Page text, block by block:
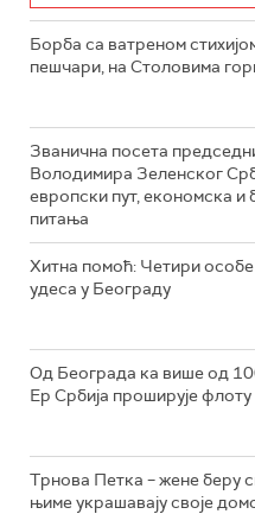
Борба са ватреном
пешчари, на Столовима
Званична посета
Володимира Зеленског
европски пут, економска и
питања
Хитна помоћ: Четири
удеса у Београду
Од Београда ка више од
Ер Србија проширује
Трнова Петка – жене беру
њиме украшавају своје